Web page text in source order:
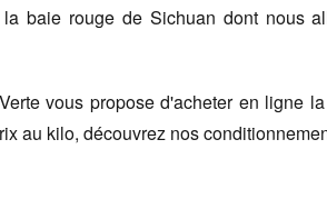
baie rouge de Sichuan dont nous
vous propose d'acheter en ligne
au kilo, découvrez nos